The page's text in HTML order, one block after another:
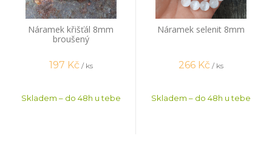
Náramek křišťál 8mm
broušený
197 Kč / ks
Skladem – do 48h u tebe
Náramek selenit 8mm
266 Kč / ks
Skladem – do 48h u tebe